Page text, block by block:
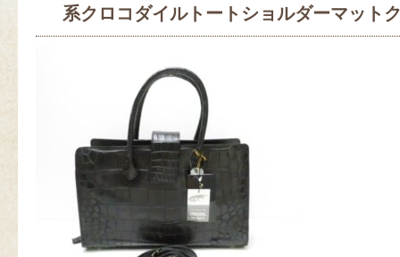
系クロコダイルトートショルダーマット